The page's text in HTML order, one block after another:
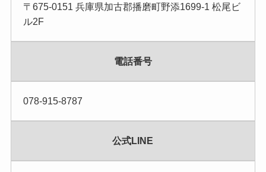
〒675-0151 兵庫県加古郡播磨町野添1699-1 松尾ビ
ル2F
電話番号
078-915-8787
公式LINE